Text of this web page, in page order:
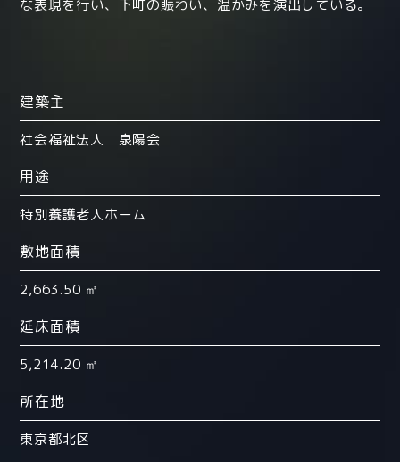
な表現を行い、下町の賑わい、温かみを演出している。
建築主
社会福祉法人 泉陽会
用途
特別養護老人ホーム
敷地面積
2,663.50 ㎡
延床面積
5,214.20 ㎡
所在地
東京都北区